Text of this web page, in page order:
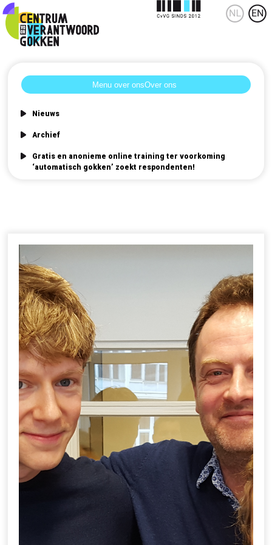
Over ons
Nieuws
Archief
Gratis en anonieme online training ter voorkoming
‘automatisch gokken’ zoekt respondenten!